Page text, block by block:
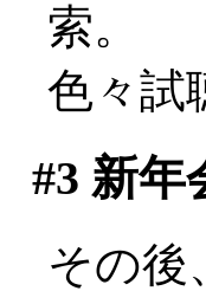
索。
色々試
#3 新年
その後